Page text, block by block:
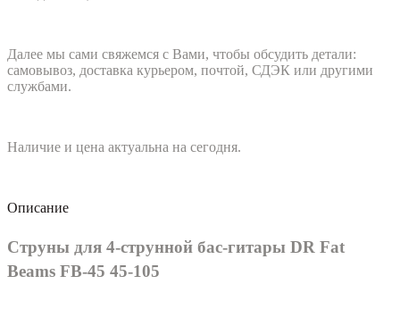
Далее мы сами свяжемся с Вами, чтобы обсудить детали:
самовывоз, доставка курьером, почтой, СДЭК или другими
службами.
Наличие и цена актуальна на сегодня.
Описание
Струны для 4-струнной бас-гитары DR Fat
Beams FB-45 45-105